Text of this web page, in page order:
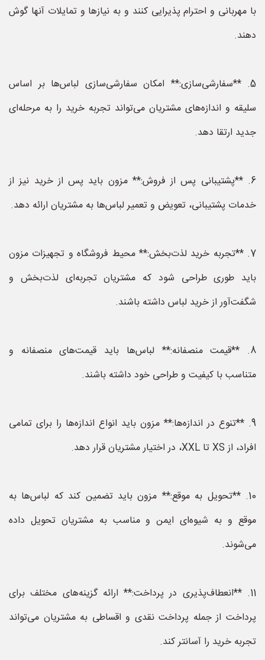
با مهربانی و احترام پذیرایی کنند و به نیازها و تمایلات آنها گوش
دهند.
5. **سفارشی‌سازی:** امکان سفارشی‌سازی لباس‌ها بر اساس
سلیقه و اندازه‌های مشتریان می‌تواند تجربه خرید را به مرحله‌ای
جدید ارتقا دهد.
6. **پشتیبانی پس از فروش:** مزون باید پس از خرید نیز از
خدمات پشتیبانی، تعویض و تعمیر لباس‌ها به مشتریان ارائه دهد.
7. **تجربه خرید لذت‌بخش:** محیط فروشگاه و تجهیزات مزون
باید طوری طراحی شود که مشتریان تجربه‌ای لذت‌بخش و
شگفت‌آور از خرید لباس داشته باشند.
8. **قیمت منصفانه:** لباس‌ها باید قیمت‌های منصفانه و
متناسب با کیفیت و طراحی خود داشته باشند.
9. **تنوع در اندازه‌ها:** مزون باید انواع اندازه‌ها را برای تمامی
افراد، از XS تا XXL، در اختیار مشتریان قرار دهد.
10. **تحویل به موقع:** مزون باید تضمین کند که لباس‌ها به
موقع و به شیوه‌ای ایمن و مناسب به مشتریان تحویل داده
می‌شوند.
11. **انعطاف‌پذیری در پرداخت:** ارائه گزینه‌های مختلف برای
پرداخت از جمله پرداخت نقدی و اقساطی به مشتریان می‌تواند
تجربه خرید را آسانتر کند.